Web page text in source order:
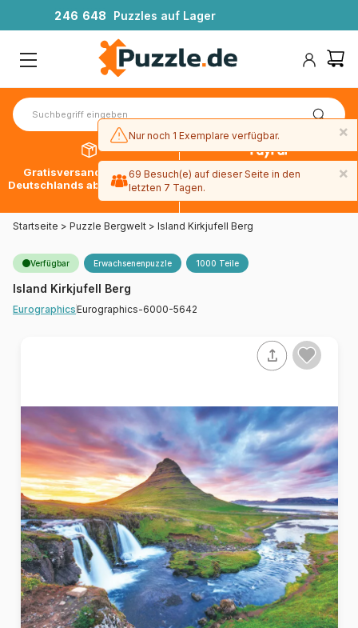
246 648 Puzzles auf Lager
Gratisversand innerhalb
Deutschlands ab 49 € mit DPD
30 Tage später bezahlen
Startseite > Puzzle Bergwelt > Island Kirkjufell Berg
Verfügbar Erwachsenenpuzzle 1000 Teile
Island Kirkjufell Berg
EurographicsEurographics-6000-5642
×
Nur noch 1 Exemplare verfügbar.
×
69 Besuch(e) auf dieser Seite in den
letzten 7 Tagen.
1 Exemplare wurden in den letzten 30